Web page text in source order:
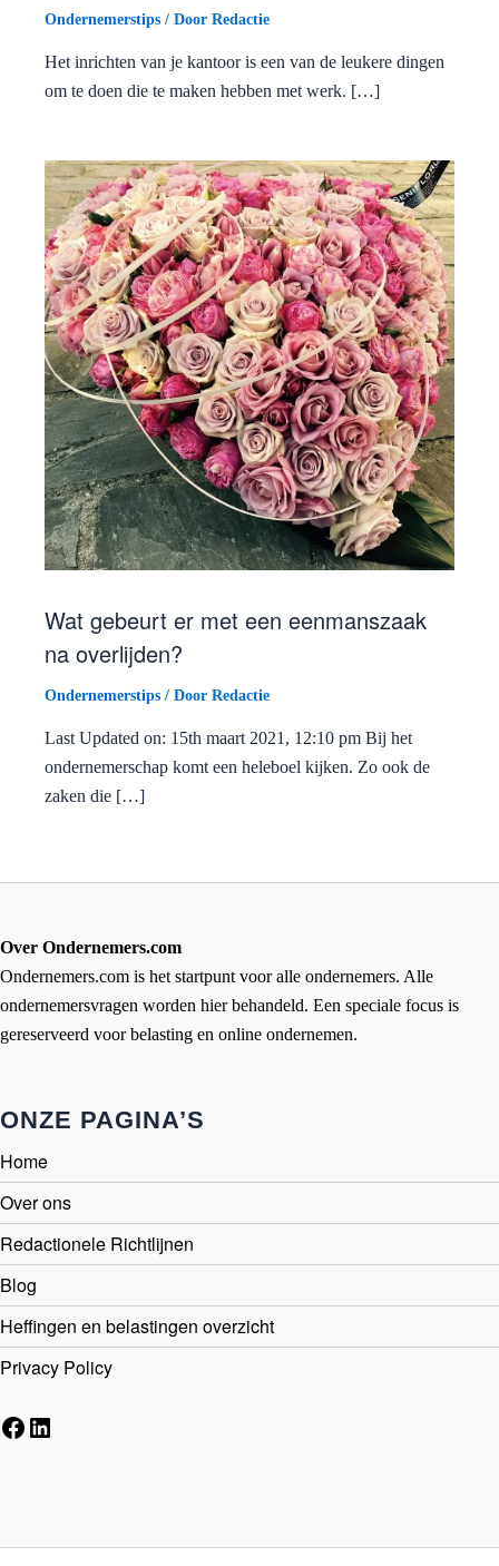
Ondernemerstips / Door Redactie
Het inrichten van je kantoor is een van de leukere dingen
om te doen die te maken hebben met werk. […]
Wat gebeurt er met een eenmanszaak
na overlijden?
Ondernemerstips / Door Redactie
Last Updated on: 15th maart 2021, 12:10 pm Bij het
ondernemerschap komt een heleboel kijken. Zo ook de
zaken die […]
Over Ondernemers.com
Ondernemers.com is het startpunt voor alle ondernemers. Alle
ondernemersvragen worden hier behandeld. Een speciale focus is
gereserveerd voor belasting en online ondernemen.
ONZE PAGINA’S
Home
Over ons
Redactionele Richtlijnen
Blog
Heffingen en belastingen overzicht
Privacy Policy
Facebook
LinkedIn